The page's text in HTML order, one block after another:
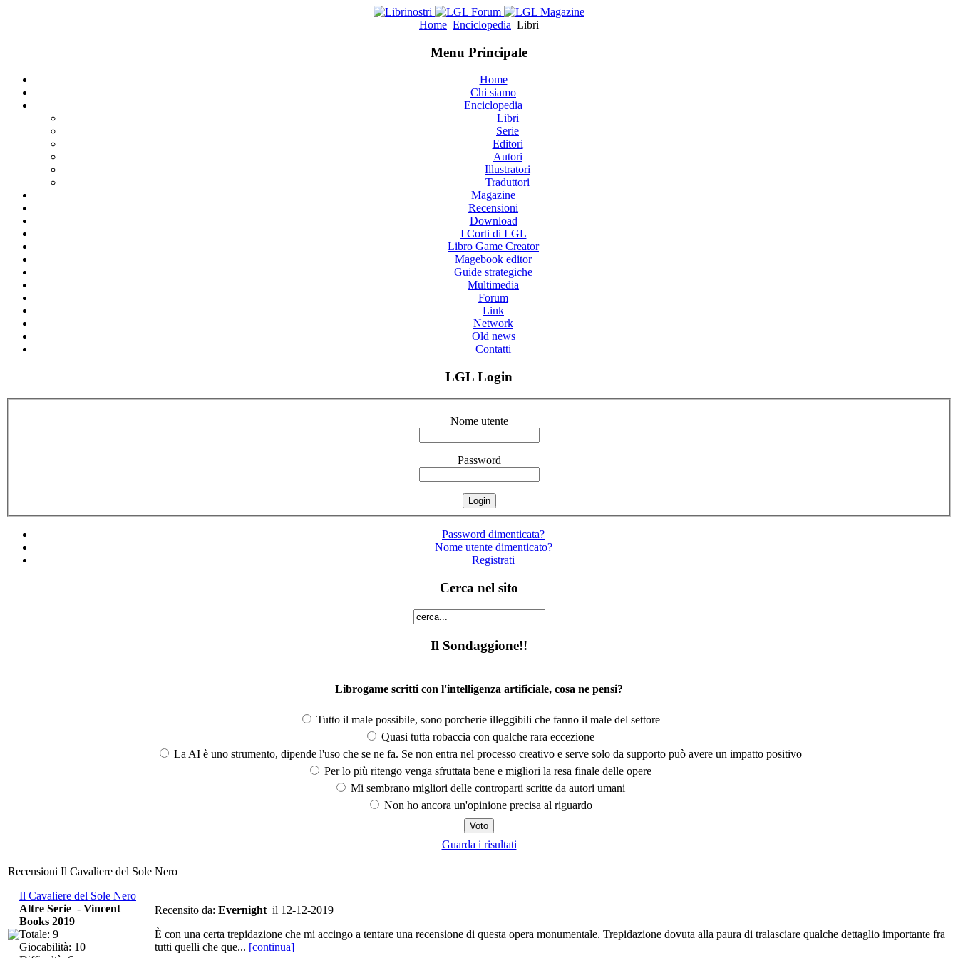
Home Enciclopedia Libri
Menu Principale
Home
Chi siamo
Enciclopedia
Libri
Serie
Editori
Autori
Illustratori
Traduttori
Magazine
Recensioni
Download
I Corti di LGL
Libro Game Creator
Magebook editor
Guide strategiche
Multimedia
Forum
Link
Network
Old news
Contatti
LGL Login
Nome utente
Password
Password dimenticata?
Nome utente dimenticato?
Registrati
Cerca nel sito
Il Sondaggione!!
Librogame scritti con l'intelligenza artificiale, cosa ne pensi?
Tutto il male possibile, sono porcherie illeggibili che fanno il male del settore
Quasi tutta robaccia con qualche rara eccezione
La AI è uno strumento, dipende l'uso che se ne fa. Se non entra nel processo creativo e serve solo da supporto può avere un impatto positivo
Per lo più ritengo venga sfruttata bene e migliori la resa finale delle opere
Mi sembrano migliori delle controparti scritte da autori umani
Non ho ancora un'opinione precisa al riguardo
Guarda i risultati
Recensioni Il Cavaliere del Sole Nero
Il Cavaliere del Sole Nero
Recensito da: Evernight il 12-12-2019
È con una certa trepidazione che mi accingo a tentare una recensione di questa opera monumentale. Trepidazione dovuta alla paura di tralasciare qualche dettaglio importante fra
tutti quelli che que... [continua]
Altre Serie - Vincent
Books 2019
Totale: 9
Giocabilità: 10